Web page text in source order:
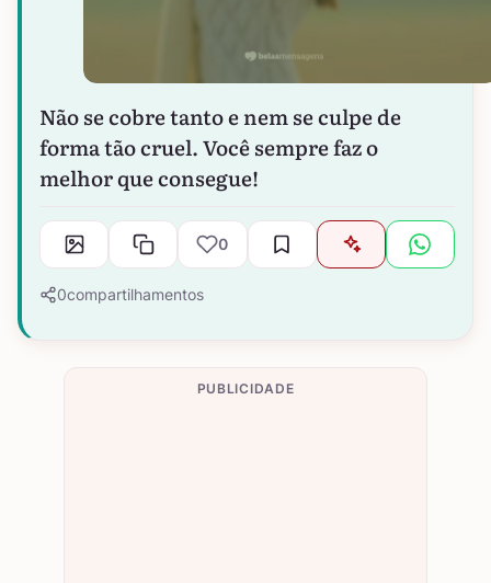
Não se cobre tanto e nem se culpe de
forma tão cruel. Você sempre faz o
melhor que consegue!
0
0compartilhamentos
PUBLICIDADE